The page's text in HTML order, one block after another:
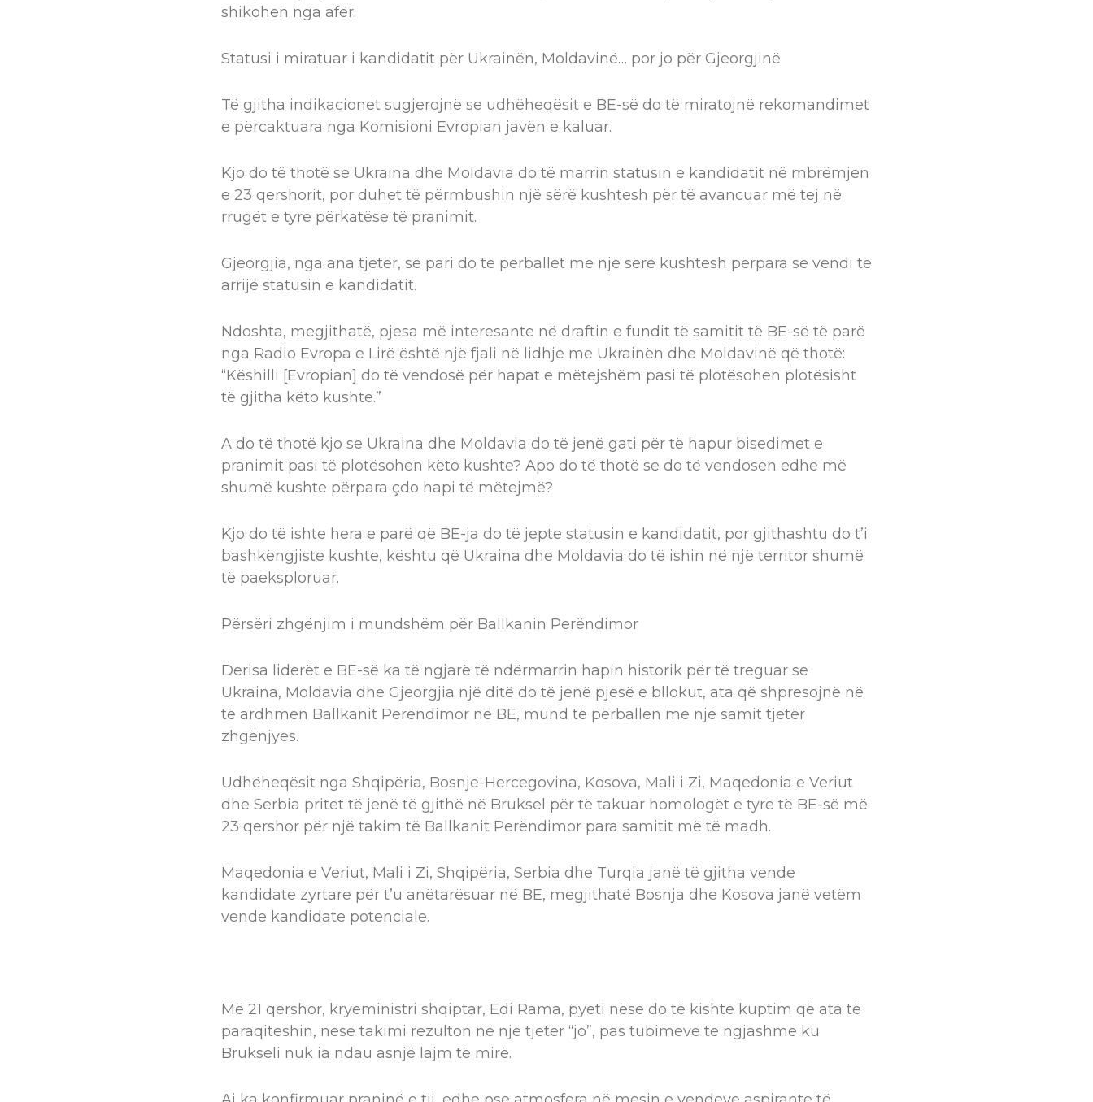
shikohen nga afër.
Statusi i miratuar i kandidatit për Ukrainën, Moldavinë… por jo për Gjeorgjinë
Të gjitha indikacionet sugjerojnë se udhëheqësit e BE-së do të miratojnë rekomandimet
e përcaktuara nga Komisioni Evropian javën e kaluar.
Kjo do të thotë se Ukraina dhe Moldavia do të marrin statusin e kandidatit në mbrëmjen
e 23 qershorit, por duhet të përmbushin një sërë kushtesh për të avancuar më tej në
rrugët e tyre përkatëse të pranimit.
Gjeorgjia, nga ana tjetër, së pari do të përballet me një sërë kushtesh përpara se vendi të
arrijë statusin e kandidatit.
Ndoshta, megjithatë, pjesa më interesante në draftin e fundit të samitit të BE-së të parë
nga Radio Evropa e Lirë është një fjali në lidhje me Ukrainën dhe Moldavinë që thotë:
“Këshilli [Evropian] do të vendosë për hapat e mëtejshëm pasi të plotësohen plotësisht
të gjitha këto kushte.”
A do të thotë kjo se Ukraina dhe Moldavia do të jenë gati për të hapur bisedimet e
pranimit pasi të plotësohen këto kushte? Apo do të thotë se do të vendosen edhe më
shumë kushte përpara çdo hapi të mëtejmë?
Kjo do të ishte hera e parë që BE-ja do të jepte statusin e kandidatit, por gjithashtu do t’i
bashkëngjiste kushte, kështu që Ukraina dhe Moldavia do të ishin në një territor shumë
të paeksploruar.
Përsëri zhgënjim i mundshëm për Ballkanin Perëndimor
Derisa liderët e BE-së ka të ngjarë të ndërmarrin hapin historik për të treguar se
Ukraina, Moldavia dhe Gjeorgjia një ditë do të jenë pjesë e bllokut, ata që shpresojnë në
të ardhmen Ballkanit Perëndimor në BE, mund të përballen me një samit tjetër
zhgënjyes.
Udhëheqësit nga Shqipëria, Bosnje-Hercegovina, Kosova, Mali i Zi, Maqedonia e Veriut
dhe Serbia pritet të jenë të gjithë në Bruksel për të takuar homologët e tyre të BE-së më
23 qershor për një takim të Ballkanit Perëndimor para samitit më të madh.
Maqedonia e Veriut, Mali i Zi, Shqipëria, Serbia dhe Turqia janë të gjitha vende
kandidate zyrtare për t’u anëtarësuar në BE, megjithatë Bosnja dhe Kosova janë vetëm
vende kandidate potenciale.
Më 21 qershor, kryeministri shqiptar, Edi Rama, pyeti nëse do të kishte kuptim që ata të
paraqiteshin, nëse takimi rezulton në një tjetër “jo”, pas tubimeve të ngjashme ku
Brukseli nuk ia ndau asnjë lajm të mirë.